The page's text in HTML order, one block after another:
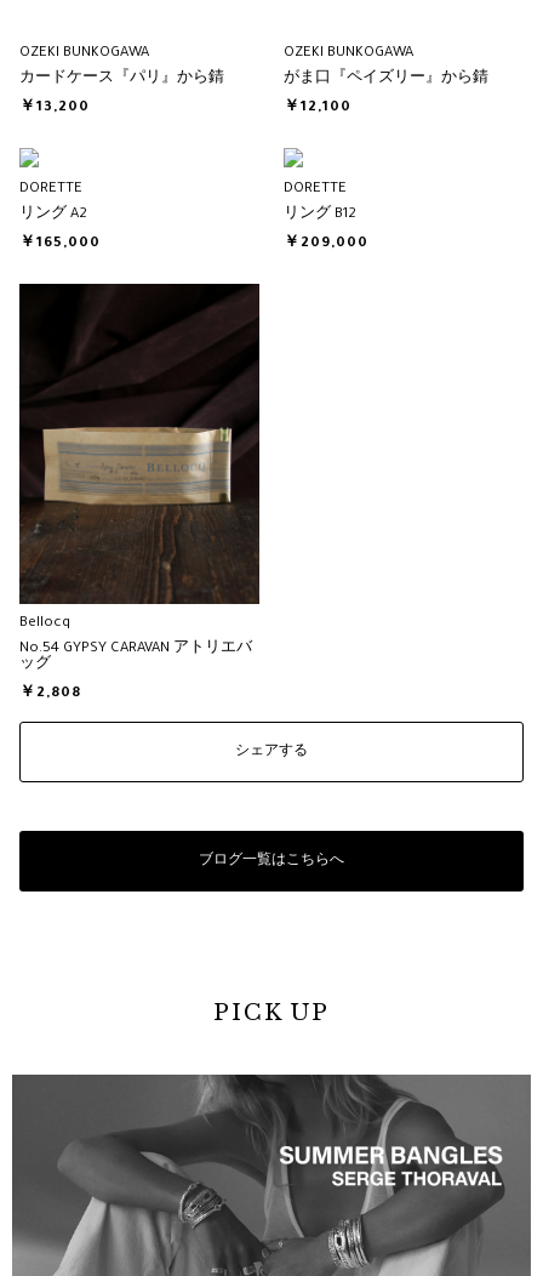
OZEKI BUNKOGAWA
カードケース『パリ』から錆
￥13,200
OZEKI BUNKOGAWA
がま口『ペイズリー』から錆
￥12,100
DORETTE
リング A2
￥165,000
DORETTE
リング B12
￥209,000
Bellocq
No.54 GYPSY CARAVAN アトリエバ
ッグ
￥2,808
シェアする
ブログ一覧はこちらへ
PICK UP